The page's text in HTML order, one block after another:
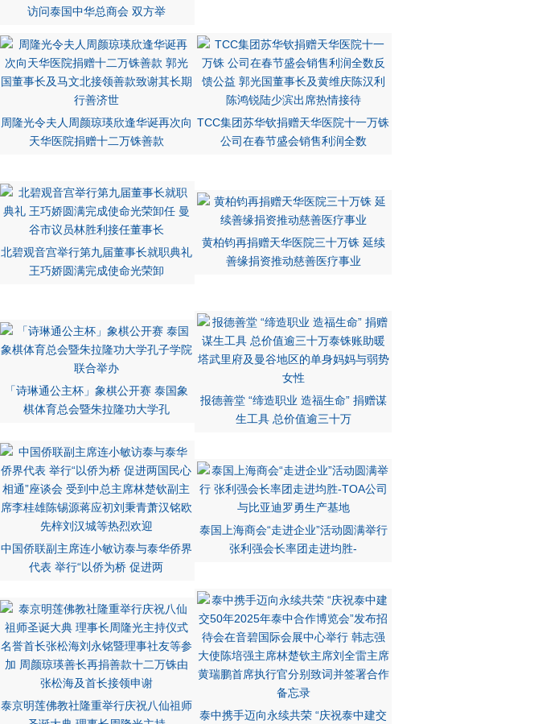
访问泰国中华总商会 双方举
周隆光令夫人周颜琼瑛欣逢华诞再次向
天华医院捐赠十二万铢善款
TCC集团苏华钦捐赠天华医院十一万铢
公司在春节盛会销售利润全数
北碧观音宫举行第九届董事长就职典礼
王巧娇圆满完成使命光荣卸
黄柏钧再捐赠天华医院三十万铢 延续
善缘捐资推动慈善医疗事业
「诗琳通公主杯」象棋公开赛 泰国象
棋体育总会暨朱拉隆功大学孔
报德善堂 “缔造职业 造福生命” 捐赠谋
生工具 总价值逾三十万
中国侨联副主席连小敏访泰与泰华侨界
代表 举行“以侨为桥 促进两
泰国上海商会“走进企业”活动圆满举行
张利强会长率团走进均胜-
泰京明莲佛教社隆重举行庆祝八仙祖师
泰中携手迈向永续共荣 “庆祝泰中建交